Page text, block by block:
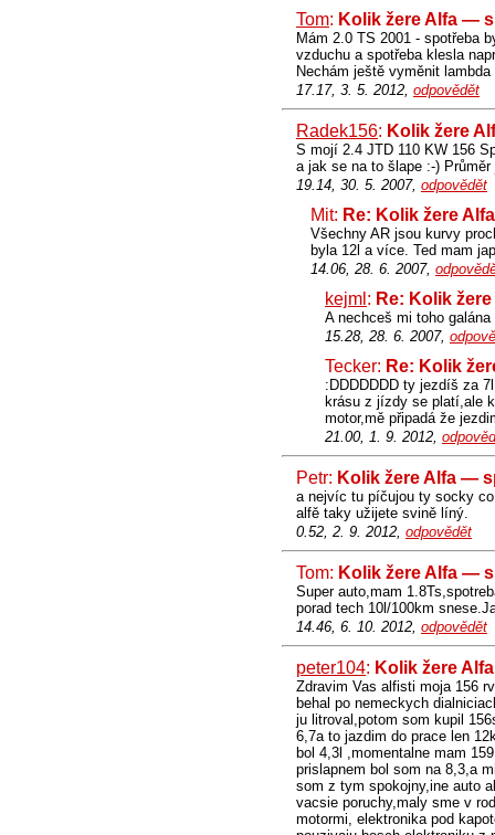
Tom: Kolik žere Alfa —
Mám 2.0 TS 2001 - spotřeba
vzduchu a spotřeba klesla
Nechám ještě vyměnit
17.17, 3. 5. 2012, odpovědět
Radek156: Kolik žere
S mojí 2.4 JTD 110 KW 156
a jak se na to šlape :-)
19.14, 30. 5. 2007, odpovědět
Mit: Re: Kolik žere
Všechny AR jsou kurvy
byla 12l a více. Ted mam
14.06, 28. 6. 2007,
kejml : Re: Kolik
A nechceš mi toho
15.28, 28. 6. 2007,
Tecker: Re: Kolik
:DDDDDDD ty jezdíš za
krásu z jízdy se platí,ale
motor,mě připadá že
21.00, 1. 9. 2012,
Petr: Kolik žere Alfa —
a nejvíc tu píčujou ty socky
alfě taky užijete svině líný.
0.52, 2. 9. 2012, odpovědět
Tom: Kolik žere Alfa —
Super auto,mam
porad tech 10l/100km
14.46, 6. 10. 2012, odpovědět
peter104: Kolik žere
Zdravim Vas alfisti moja 156
behal po nemeckych
ju litroval,potom som kupil
6,7a to jazdim do prace len
bol 4,3l ,momentalne mam
prislapnem bol som na 8,3,a
som z tym spokojny,ine auto
vacsie poruchy,maly sme v
motormi, elektronika pod